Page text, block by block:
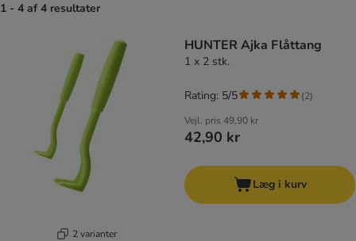
1 - 4 af 4 resultater
2 varianter
HUNTER Ajka Flåttang
1 x 2 stk.
Vejl. pris 49,90 kr
42,90 kr
Rating: 5/5 (2)
Læg i kurv